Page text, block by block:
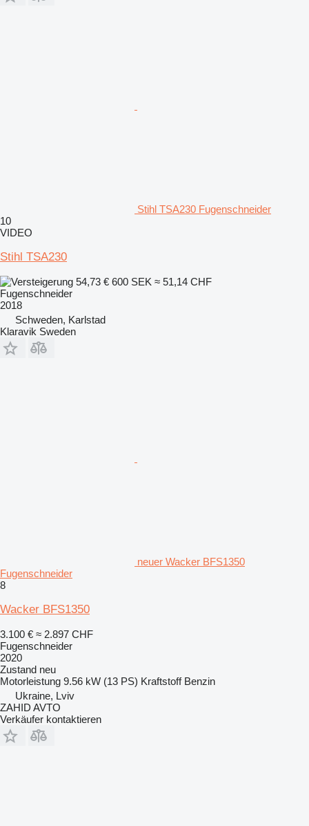
Stihl TSA230 Fugenschneider
10
VIDEO
Stihl TSA230
54,73 € 600 SEK ≈ 51,14 CHF
Fugenschneider
2018
Schweden, Karlstad
Klaravik Sweden
neuer Wacker BFS1350
Fugenschneider
8
Wacker BFS1350
3.100 € ≈ 2.897 CHF
Fugenschneider
2020
Zustand neu
Motorleistung 9.56 kW (13 PS) Kraftstoff Benzin
Ukraine, Lviv
ZAHID AVTO
Verkäufer kontaktieren